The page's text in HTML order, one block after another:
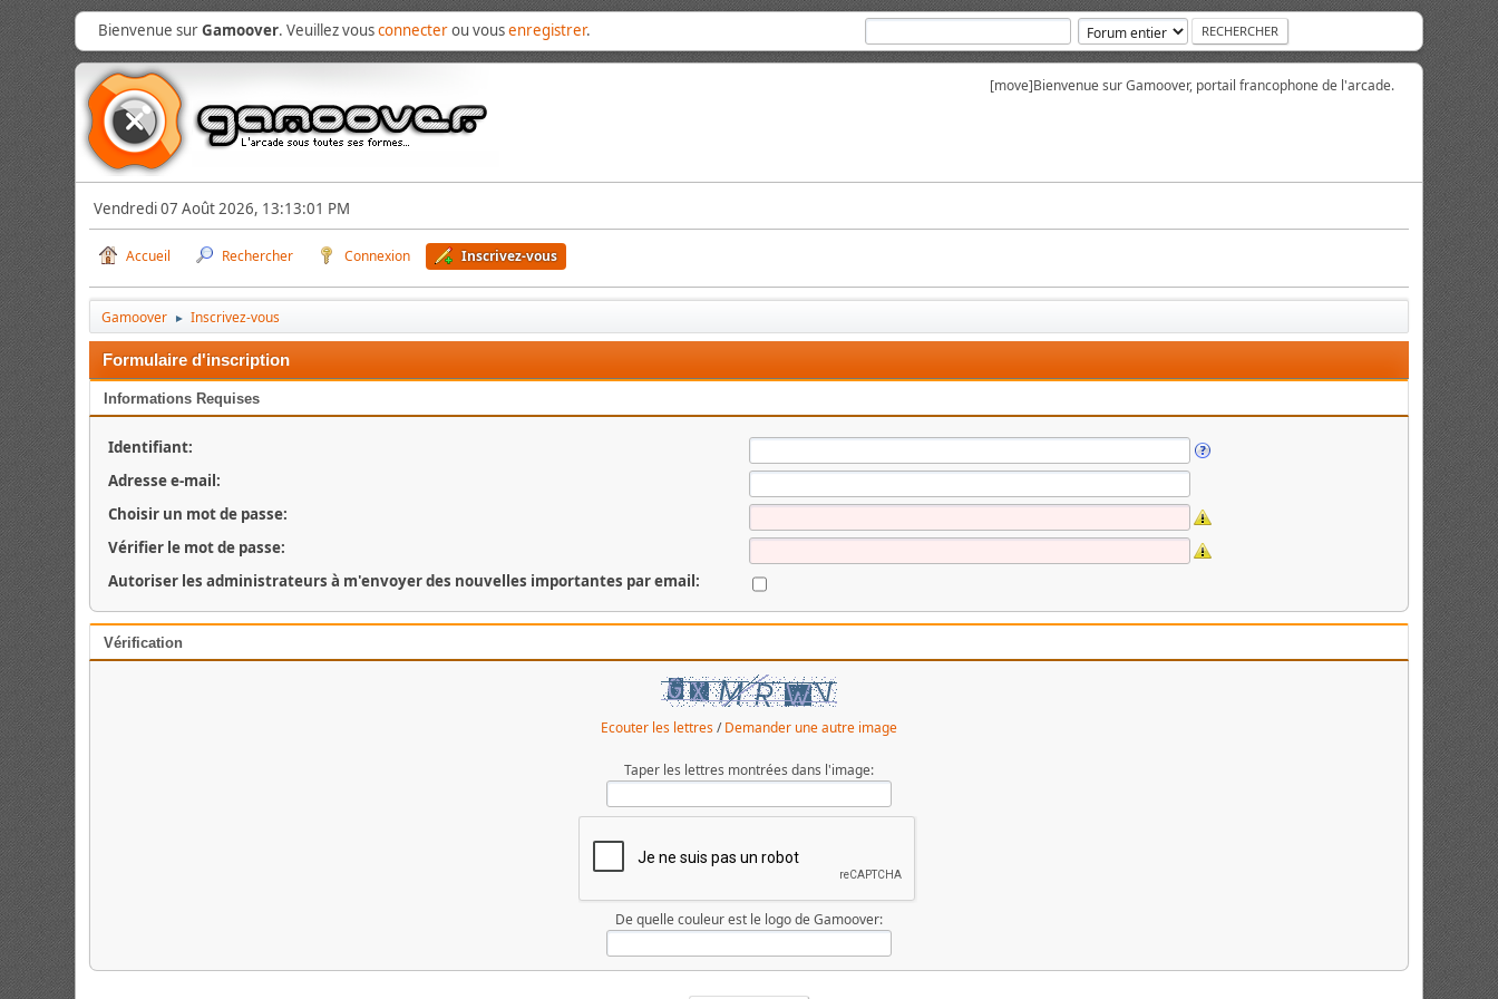
Bienvenue surGamoover. Veuillez vousconnecterou vousenregistrer.
[move]Bienvenue sur Gamoover, portail francophone de l'arcade.
Vendredi 07 Août 2026, 13:13:01 PM
Accueil Rechercher Connexion Inscrivez-vous
Gamoover ► Inscrivez-vous
Formulaire d'inscription
Informations Requises
Identifiant:
Adresse e-mail:
Choisir un mot de passe:
Vérifier le mot de passe:
Autoriser les administrateurs à m'envoyer des nouvelles importantes par email:
Vérification
Ecouter les lettres/Demander une autre image
Taper les lettres montrées dans l'image:
De quelle couleur est le logo de Gamoover: